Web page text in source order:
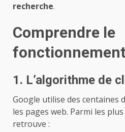
recherche.
Comprendre le
1. L’algorithme de
Google utilise des centaines
les pages web. Parmi les
retrouve :